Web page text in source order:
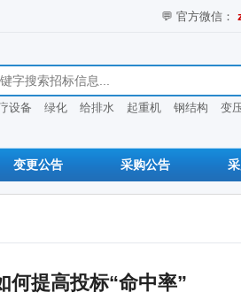
💬 官方微信：
设备 绿化 给排水 起重机 钢结构 变
变更公告 采购公告
何提高投标“命中率”